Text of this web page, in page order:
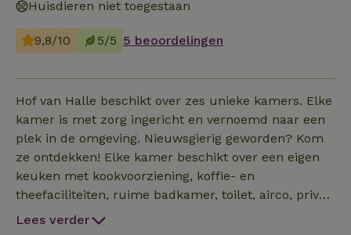
Huisdieren niet toegestaan
9,8/10 5/5 5 beoordelingen
Hof van Halle beschikt over zes unieke kamers. Elke
kamer is met zorg ingericht en vernoemd naar een
plek in de omgeving. Nieuwsgierig geworden? Kom
ze ontdekken! Elke kamer beschikt over een eigen
keuken met kookvoorziening, koffie- en
theefaciliteiten, ruime badkamer, toilet, airco, privé-
terras met openslaande deuren, gezamenlijk terras
Lees verder